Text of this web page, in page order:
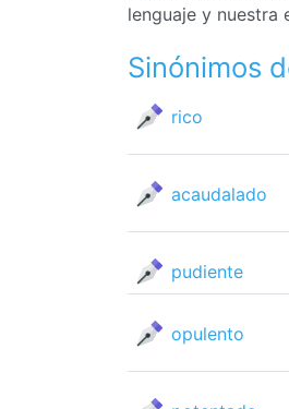
lenguaje y nuestra
Sinónimos
rico
acaudalado
pudiente
opulento